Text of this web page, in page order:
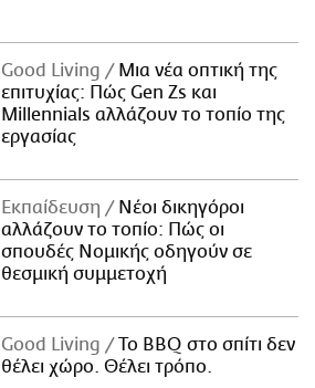
Good Living
Μια νέα οπτική της
επιτυχίας: Πώς Gen Zs και
Millennials αλλάζουν το τοπίο της
εργασίας
Εκπαίδευση
Νέοι δικηγόροι
αλλάζουν το τοπίο: Πώς οι
σπουδές Νομικής οδηγούν σε
θεσμική συμμετοχή
Good Living
Το BBQ στο σπίτι δεν
θέλει χώρο. Θέλει τρόπο.